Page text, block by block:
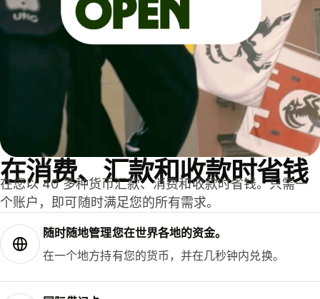
在消费、汇款和收款时省钱
在您以 40 多种货币汇款、消费和收款时省钱。只需一
个账户，即可随时满足您的所有需求。
随时随地管理您在世界各地的资金。
在一个地方持有您的货币，并在几秒钟内兑换。